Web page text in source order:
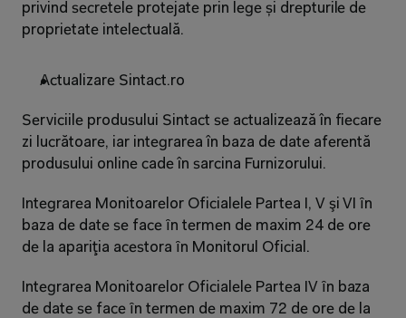
privind secretele protejate prin lege și drepturile de
proprietate intelectuală.
Actualizare Sintact.ro
Serviciile produsului Sintact se actualizează în fiecare
zi lucrătoare, iar integrarea în baza de date aferentă
produsului online cade în sarcina Furnizorului.
Integrarea Monitoarelor Oficialele Partea I, V şi VI ȋn
baza de date se face ȋn termen de maxim 24 de ore
de la apariţia acestora ȋn Monitorul Oficial.
Integrarea Monitoarelor Oficialele Partea IV ȋn baza
de date se face ȋn termen de maxim 72 de ore de la